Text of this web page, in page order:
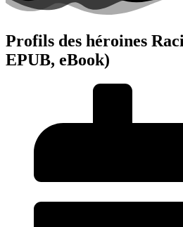
Profils des héroines
EPUB, eBook)